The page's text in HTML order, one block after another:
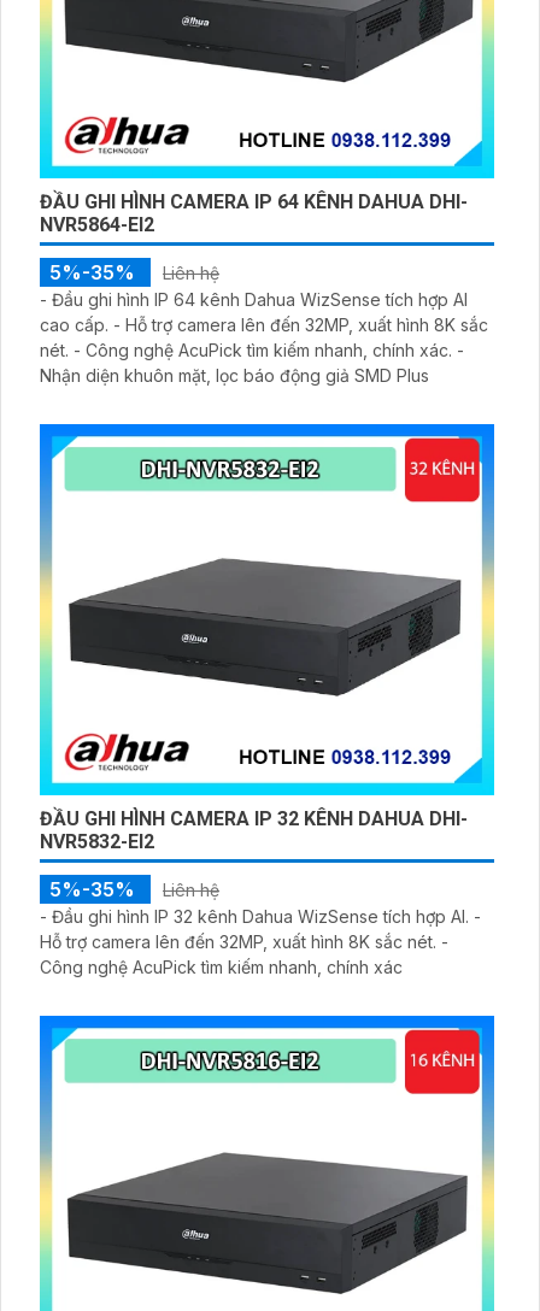
ĐẦU GHI HÌNH CAMERA IP 64 KÊNH DAHUA DHI-
NVR5864-EI2
5%-35%
Liên hệ
- Đầu ghi hình IP 64 kênh Dahua WizSense tích hợp AI
cao cấp. - Hỗ trợ camera lên đến 32MP, xuất hình 8K sắc
nét. - Công nghệ AcuPick tìm kiếm nhanh, chính xác. -
Nhận diện khuôn mặt, lọc báo động giả SMD Plus
ĐẦU GHI HÌNH CAMERA IP 32 KÊNH DAHUA DHI-
NVR5832-EI2
5%-35%
Liên hệ
- Đầu ghi hình IP 32 kênh Dahua WizSense tích hợp AI. -
Hỗ trợ camera lên đến 32MP, xuất hình 8K sắc nét. -
Công nghệ AcuPick tìm kiếm nhanh, chính xác